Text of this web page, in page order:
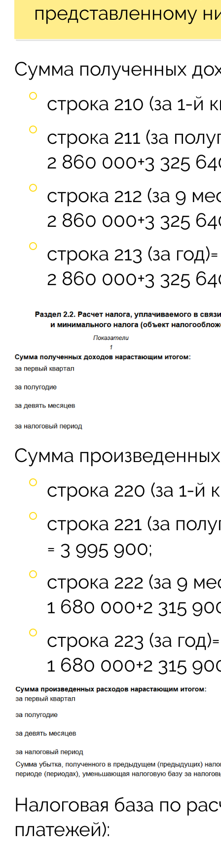
представленному
Сумма полученных
строка 210 (за 1-й
строка 211 (за
2 860 000+3 325
строка 212 (за 9
2 860 000+3 325
строка 213 (за год)=
2 860 000+3 325
Сумма
строка 220 (за 1-й
строка 221 (за
= 3 995 900;
строка 222 (за 9
1 680 000+2 315
строка 223 (за год)=
1 680 000+2 315
Налоговая база по
платежей):